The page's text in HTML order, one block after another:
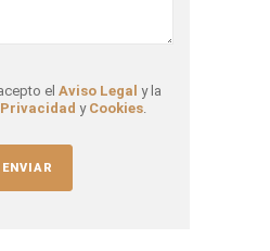
el Aviso Legal y la
y Cookies.